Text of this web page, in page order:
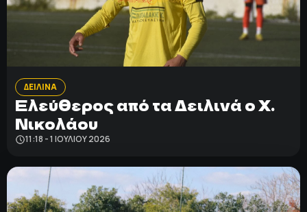
ΔΕΙΛΙΝΑ
Ελεύθερος από τα Δειλινά ο Χ.
Νικολάου
11:18 - 1 ΙΟΥΛΊΟΥ 2026